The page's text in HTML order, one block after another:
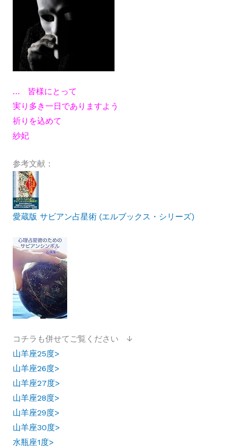
… 皆様にとって
実り多き一日でありますよう
祈りを込めて
紗妃
参考文献：
愛蔵版 サビアン占星術 (エルブックス・シリーズ)
コチラも併せてご覧ください ↓
山羊座25度>
山羊座26度>
山羊座27度>
山羊座28度>
山羊座29度>
山羊座30度>
水瓶座1度>